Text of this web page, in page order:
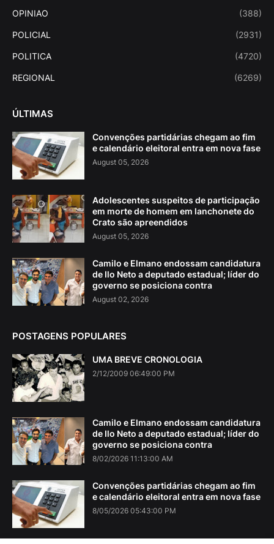
OPINIAO (388)
POLICIAL (2931)
POLITICA (4720)
REGIONAL (6269)
ÚLTIMAS
Convenções partidárias chegam ao fim
e calendário eleitoral entra em nova fase
August 05, 2026
Adolescentes suspeitos de participação
em morte de homem em lanchonete do
Crato são apreendidos
August 05, 2026
Camilo e Elmano endossam candidatura
de Ilo Neto a deputado estadual; líder do
governo se posiciona contra
August 02, 2026
POSTAGENS POPULARES
UMA BREVE CRONOLOGIA
2/12/2009 06:49:00 PM
Camilo e Elmano endossam candidatura
de Ilo Neto a deputado estadual; líder do
governo se posiciona contra
8/02/2026 11:13:00 AM
Convenções partidárias chegam ao fim
e calendário eleitoral entra em nova fase
8/05/2026 05:43:00 PM